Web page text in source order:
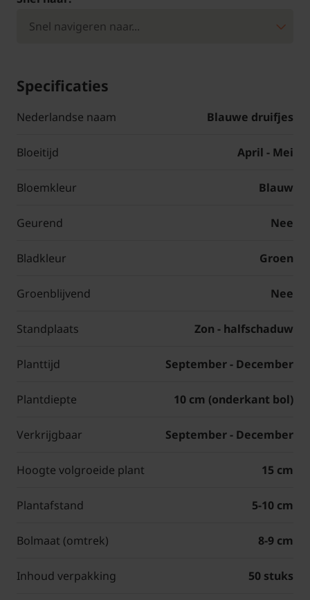
Specificaties
Nederlandse naam Blauwe druifjes
Bloeitijd April - Mei
Bloemkleur Blauw
Geurend Nee
Bladkleur Groen
Groenblijvend Nee
Standplaats Zon - halfschaduw
Planttijd September - December
Plantdiepte 10 cm (onderkant bol)
Verkrijgbaar September - December
Hoogte volgroeide plant 15 cm
Plantafstand 5-10 cm
Bolmaat (omtrek) 8-9 cm
Inhoud verpakking 50 stuks